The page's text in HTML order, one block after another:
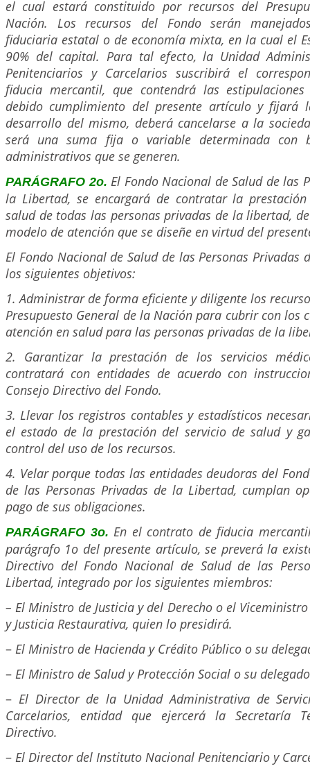
el cual estará constituido por recursos del
Nación. Los recursos del Fondo serán
fiduciaria estatal o de economía mixta, en la cual el
90% del capital. Para tal efecto, la Unidad
Penitenciarios y Carcelarios suscribirá el
fiducia mercantil, que contendrá las
debido cumplimiento del presente artículo y fijará
desarrollo del mismo, deberá cancelarse a la
será una suma fija o variable determinada con
administrativos que se generen.
PARÁGRAFO 2o. El Fondo Nacional de Salud de las
la Libertad, se encargará de contratar la
salud de todas las personas privadas de la libertad,
modelo de atención que se diseñe en virtud del
El Fondo Nacional de Salud de las Personas Privadas
los siguientes objetivos:
1. Administrar de forma eficiente y diligente los
Presupuesto General de la Nación para cubrir con los
atención en salud para las personas privadas de la
2. Garantizar la prestación de los servicios
contratará con entidades de acuerdo con
Consejo Directivo del Fondo.
3. Llevar los registros contables y estadísticos
el estado de la prestación del servicio de salud y
control del uso de los recursos.
4. Velar porque todas las entidades deudoras del
de las Personas Privadas de la Libertad, cumplan
pago de sus obligaciones.
PARÁGRAFO 3o. En el contrato de fiducia
parágrafo 1o del presente artículo, se preverá la
Directivo del Fondo Nacional de Salud de las
Libertad, integrado por los siguientes miembros:
– El Ministro de Justicia y del Derecho o el
y Justicia Restaurativa, quien lo presidirá.
– El Ministro de Hacienda y Crédito Público o su
– El Ministro de Salud y Protección Social o su
– El Director de la Unidad Administrativa de
Carcelarios, entidad que ejercerá la Secretaría
Directivo.
– El Director del Instituto Nacional Penitenciario y